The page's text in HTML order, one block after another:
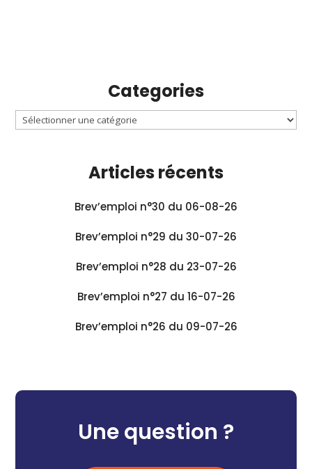
Categories
Articles récents
Brev’emploi n°30 du 06-08-26
Brev’emploi n°29 du 30-07-26
Brev’emploi n°28 du 23-07-26
Brev’emploi n°27 du 16-07-26
Brev’emploi n°26 du 09-07-26
Une question ?